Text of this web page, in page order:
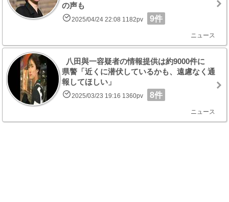
の声も
2025/04/24 22:08 1182pv 9件
ニュース
八田與一容疑者の情報提供は約9000件に
県警「近くに潜伏しているかも、遠慮なく通
報してほしい」
2025/03/23 19:16 1360pv 8件
ニュース